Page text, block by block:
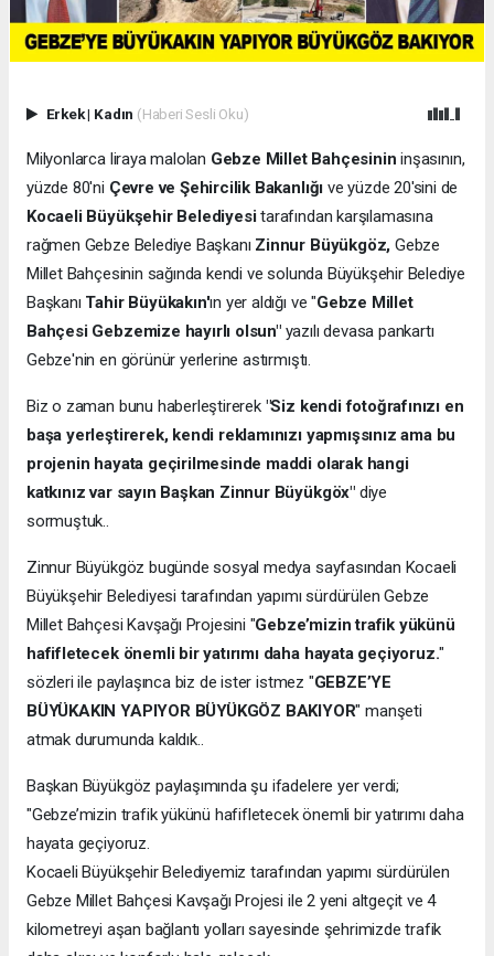
Erkek| Kadın (Haberi Sesli Oku)
Milyonlarca liraya malolan Gebze Millet Bahçesinin inşasının,
yüzde 80'ni Çevre ve Şehircilik Bakanlığı ve yüzde 20'sini de
Kocaeli Büyükşehir Belediyesitarafından karşılamasına
rağmen Gebze Belediye Başkanı Zinnur Büyükgöz, Gebze
Millet Bahçesinin sağında kendi ve solunda Büyükşehir Belediye
Başkanı Tahir Büyükakın'ın yer aldığı ve "Gebze Millet
Bahçesi Gebzemize hayırlı olsun"yazılı devasa pankartı
Gebze'nin en görünür yerlerine astırmıştı.
Biz o zaman bunu haberleştirerek "Siz kendi fotoğrafınızı en
başa yerleştirerek, kendi reklamınızı yapmışsınız ama bu
projenin hayata geçirilmesinde maddi olarak hangi
katkınız var sayın Başkan Zinnur Büyükgöx" diye
sormuştuk..
Zinnur Büyükgöz bugünde sosyal medya sayfasından Kocaeli
Büyükşehir Belediyesi tarafından yapımı sürdürülen Gebze
Millet Bahçesi Kavşağı Projesini "Gebze’mizin trafik yükünü
hafifletecek önemli bir yatırımı daha hayata geçiyoruz."
sözleri ile paylaşınca biz de ister istmez "GEBZE’YE
BÜYÜKAKIN YAPIYOR BÜYÜKGÖZ BAKIYOR" manşeti
atmak durumunda kaldık..
Başkan Büyükgöz paylaşımında şu ifadelere yer verdi;
"Gebze’mizin trafik yükünü hafifletecek önemli bir yatırımı daha
hayata geçiyoruz.
Kocaeli Büyükşehir Belediyemiz tarafından yapımı sürdürülen
Gebze Millet Bahçesi Kavşağı Projesi ile 2 yeni altgeçit ve 4
kilometreyi aşan bağlantı yolları sayesinde şehrimizde trafik